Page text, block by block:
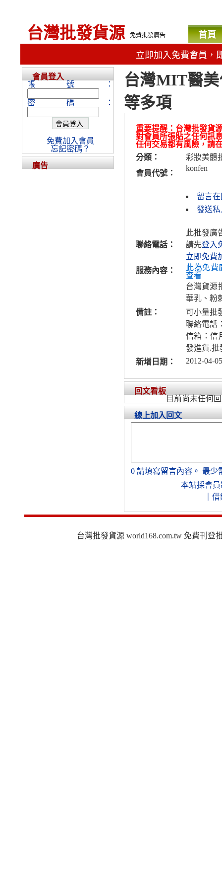
台灣批發貨源 免費批發廣告 首頁
立即加入免費會員，
台灣MIT醫
等多項
重要提醒：台灣批發貨
對會員所張貼之任何訊
任何交易都有風險，請
分類：
彩妝美體
會員代號：
konfen
留言
發送私
聯絡電話：
此批發廣
請先登入
立即免費
服務內容：
此為免費
查看
台灣貨源
華乳、粉
備註：
可小量批
聯絡電話
信箱：信
發進貨.批
新增日期：
2012-04-
回文看板
目前尚未任何
線上加入回文
0 請填寫留言內容。 最少
本站採會員
借
會員登入
帳號：
密碼：
免費加入會員
忘記密碼？
廣告
台灣批發貨源 world168.com.tw 免費刊登